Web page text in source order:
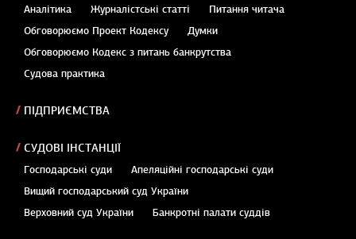
Аналітика Журналістські статті
Питання читача
Обговорюємо Проект Кодексу
Думки
Обговорюємо Кодекс з питань банкрутства
Судова практика
ПІДПРИЄМСТВА
СУДОВІ ІНСТАНЦІЇ
Господарські суди
Апеляційні господарські суди
Вищий господарський суд України
Верховний суд України
Банкротні палати суддів